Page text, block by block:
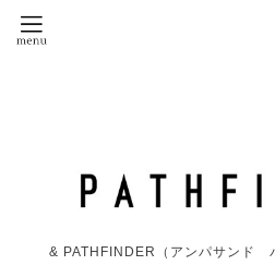
& PATHFINDER（アンパサンド